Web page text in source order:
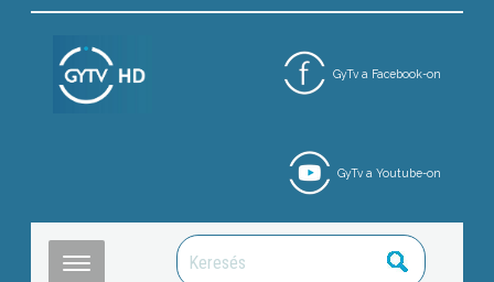
GyTv a Facebook-on
GyTv a Youtube-on